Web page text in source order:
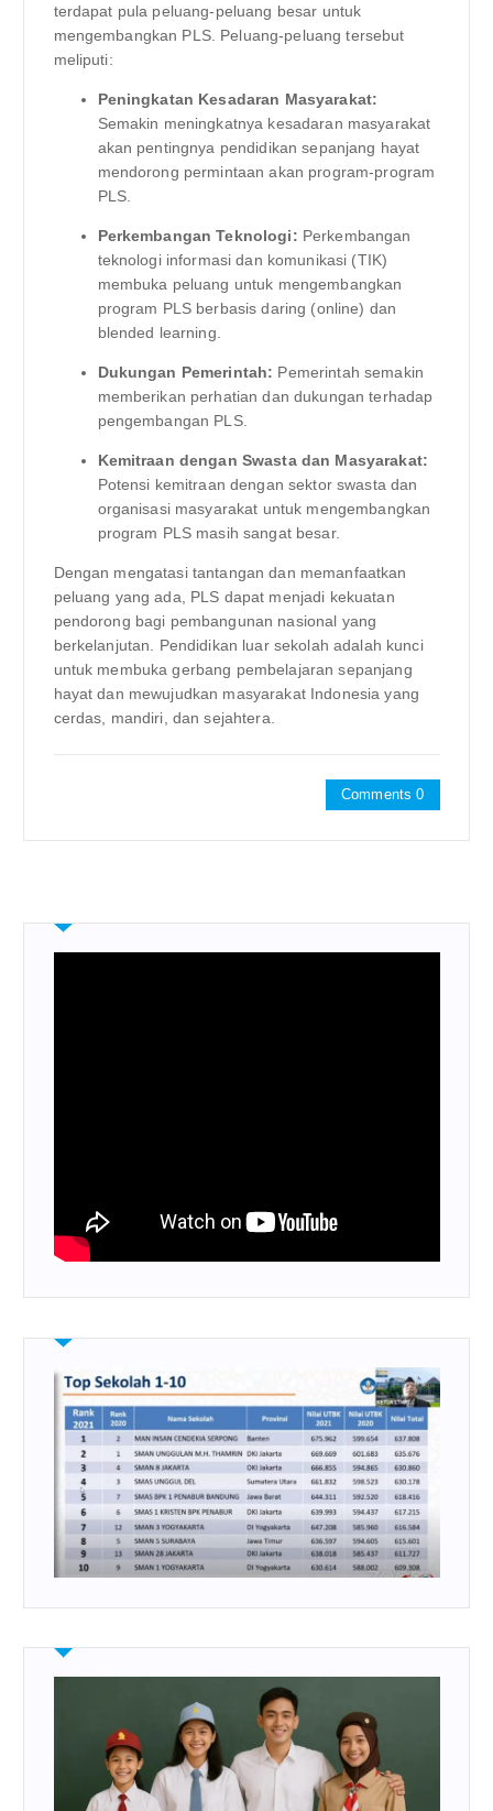
terdapat pula peluang-peluang besar untuk
mengembangkan PLS. Peluang-peluang tersebut
meliputi:
Peningkatan Kesadaran Masyarakat:
Semakin meningkatnya kesadaran masyarakat
akan pentingnya pendidikan sepanjang hayat
mendorong permintaan akan program-program
PLS.
Perkembangan Teknologi: Perkembangan
teknologi informasi dan komunikasi (TIK)
membuka peluang untuk mengembangkan
program PLS berbasis daring (online) dan
blended learning.
Dukungan Pemerintah: Pemerintah semakin
memberikan perhatian dan dukungan terhadap
pengembangan PLS.
Kemitraan dengan Swasta dan Masyarakat:
Potensi kemitraan dengan sektor swasta dan
organisasi masyarakat untuk mengembangkan
program PLS masih sangat besar.
Dengan mengatasi tantangan dan memanfaatkan
peluang yang ada, PLS dapat menjadi kekuatan
pendorong bagi pembangunan nasional yang
berkelanjutan. Pendidikan luar sekolah adalah kunci
untuk membuka gerbang pembelajaran sepanjang
hayat dan mewujudkan masyarakat Indonesia yang
cerdas, mandiri, dan sejahtera.
Comments 0